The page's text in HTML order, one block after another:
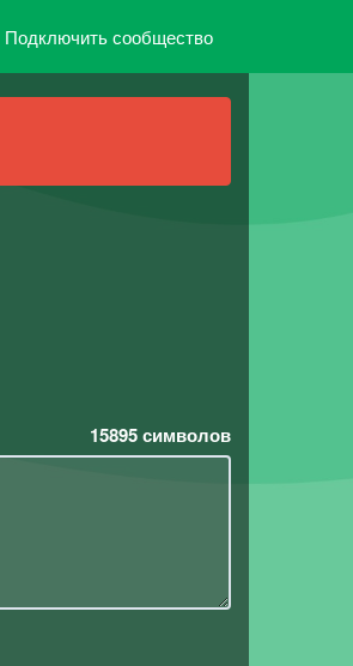
Подключить сообщество
15895символов